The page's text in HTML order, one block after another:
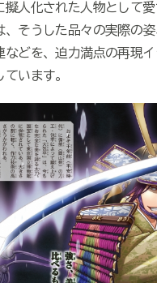
擬人化された人物として
、そうした品々の実際の
などを、迫力満点の再現
います。